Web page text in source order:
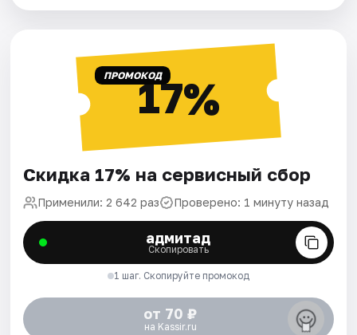
ПРОМОКОД17%
Скидка 17% на сервисный сбор
Применили: 2 642 раз Проверено: 1 минуту назад
адмитад
Скопировать
1 шаг. Скопируйте промокод
от 70 ₽
на Kassir.ru